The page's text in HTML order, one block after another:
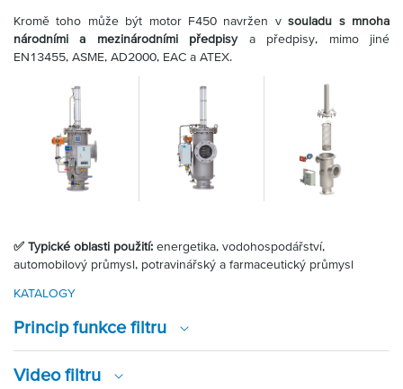
Kromě toho může být motor F450 navržen vsouladu s mnoha
národními a mezinárodními předpisya předpisy, mimo jiné
EN13455, ASME, AD2000, EAC a ATEX.
✅ Typické oblasti použití: energetika, vodohospodářství,
automobilový průmysl, potravinářský a farmaceutický průmysl
KATALOGY
Princip funkce filtru
Video filtru